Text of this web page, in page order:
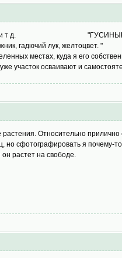
и т д. "ГУСИНЫЙ
гадючий лук, желтоцвет. "
местах, куда я его
участок осваивают и
Относительно прилично
сфотографировать я почему-
растет на свободе.